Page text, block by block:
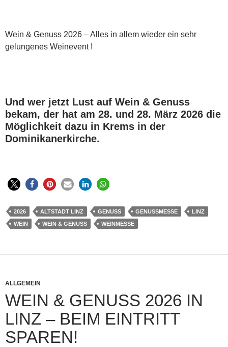
Wein & Genuss 2026 – Alles in allem wieder ein sehr
gelungenes Weinevent !
Und wer jetzt Lust auf Wein & Genuss
bekam, der hat am 28. und 28. März 2026 die
Möglichkeit dazu in Krems in der
Dominikanerkirche.
2026 ALTSTADT LINZ GENUSS GENUSSMESSE
LINZ
WEIN
WEIN & GENUSS WEINMESSE
ALLGEMEIN
WEIN & GENUSS 2026 IN
LINZ – BEIM EINTRITT
SPAREN!